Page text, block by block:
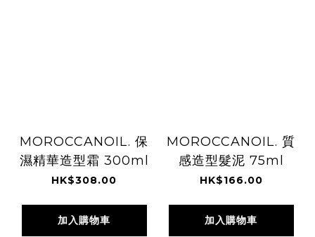
MOROCCANOIL. 保
濕精華造型霜 300ml
HK$308.00
加入購物車
MOROCCANOIL. 質
感造型髮泥 75ml
HK$166.00
加入購物車